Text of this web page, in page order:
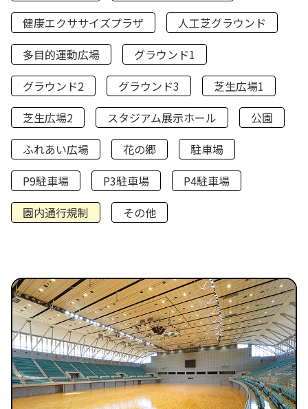
健康エクササイズプラザ
人工芝グラウンド
多目的運動広場
グラウンド1
グラウンド2
グラウンド3
芝生広場1
芝生広場2
スタジアム展示ホール
公園
ふれあい広場
花の郷
駐車場
P9駐車場
P3駐車場
P4駐車場
園内通行規制
その他